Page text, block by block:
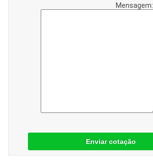
Mensagem:
Enviar cotação